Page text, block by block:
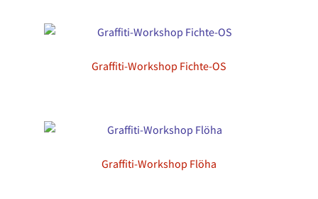
Graffiti-Workshop Fichte-OS
Graffiti-Workshop Flöha